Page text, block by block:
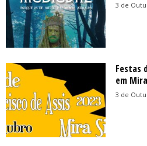
3 de
Festas
em
3 de